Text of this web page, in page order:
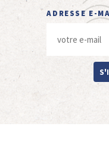
ADRESSE E-